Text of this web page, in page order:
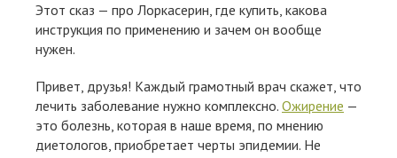
Этот сказ — про Лоркасерин, где купить, какова
инструкция по применению и зачем он вообще
нужен.
Привет, друзья! Каждый грамотный врач скажет, что
лечить заболевание нужно комплексно. Ожирение —
это болезнь, которая в наше время, по мнению
диетологов, приобретает черты эпидемии. Не